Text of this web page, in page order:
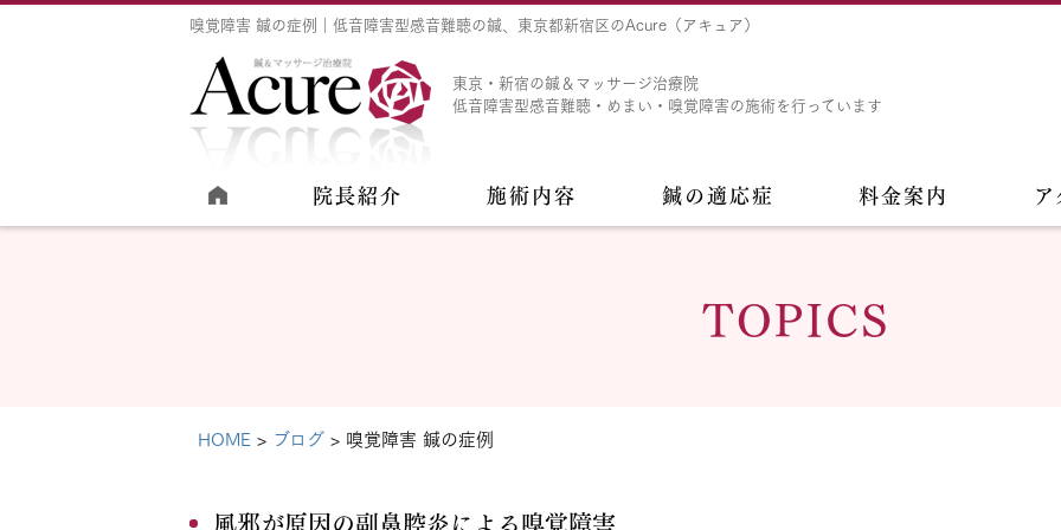
嗅覚障害 鍼の症例｜低音障害型感音難聴の鍼、東京都新宿区のAcure（アキュア）
東京・新宿の鍼＆マッサージ治療院
低音障害型感音難聴・めまい・嗅覚障害の施術を行っています
院長紹介 施術内容 鍼の適応症 料金案内
TOPICS
HOME ブログ 嗅覚障害 鍼の症例